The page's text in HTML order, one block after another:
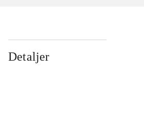
Detaljer